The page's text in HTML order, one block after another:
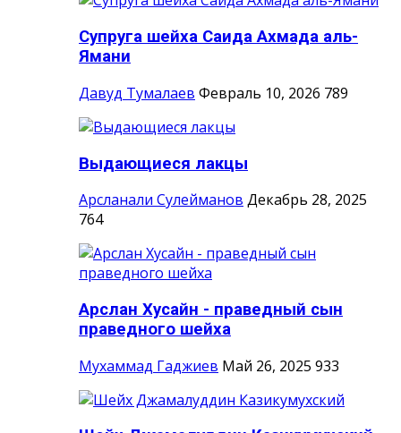
Супруга шейха Саида Ахмада аль-
Ямани
Давуд Тумалаев Февраль 10, 2026 789
Выдающиеся лакцы
Арсланали Сулейманов Декабрь 28, 2025
764
Арслан Хусайн - праведный сын
праведного шейха
Мухаммад Гаджиев Май 26, 2025 933